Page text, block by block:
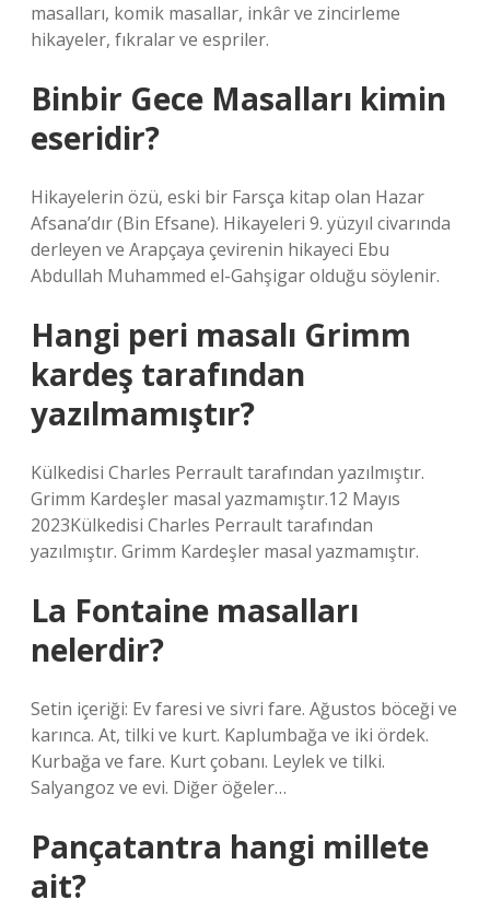
masalları, komik masallar, inkâr ve zincirleme
hikayeler, fıkralar ve espriler.
Binbir Gece Masalları kimin
eseridir?
Hikayelerin özü, eski bir Farsça kitap olan Hazar
Afsana’dır (Bin Efsane). Hikayeleri 9. yüzyıl civarında
derleyen ve Arapçaya çevirenin hikayeci Ebu
Abdullah Muhammed el-Gahşigar olduğu söylenir.
Hangi peri masalı Grimm
kardeş tarafından
yazılmamıştır?
Külkedisi Charles Perrault tarafından yazılmıştır.
Grimm Kardeşler masal yazmamıştır.12 Mayıs
2023Külkedisi Charles Perrault tarafından
yazılmıştır. Grimm Kardeşler masal yazmamıştır.
La Fontaine masalları
nelerdir?
Setin içeriği: Ev faresi ve sivri fare. Ağustos böceği ve
karınca. At, tilki ve kurt. Kaplumbağa ve iki ördek.
Kurbağa ve fare. Kurt çobanı. Leylek ve tilki.
Salyangoz ve evi. Diğer öğeler…
Pançatantra hangi millete
ait?